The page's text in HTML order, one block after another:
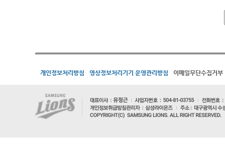
개인정보처리방침 영상정보처리기기 운영관리방침 이메일무단수집거부